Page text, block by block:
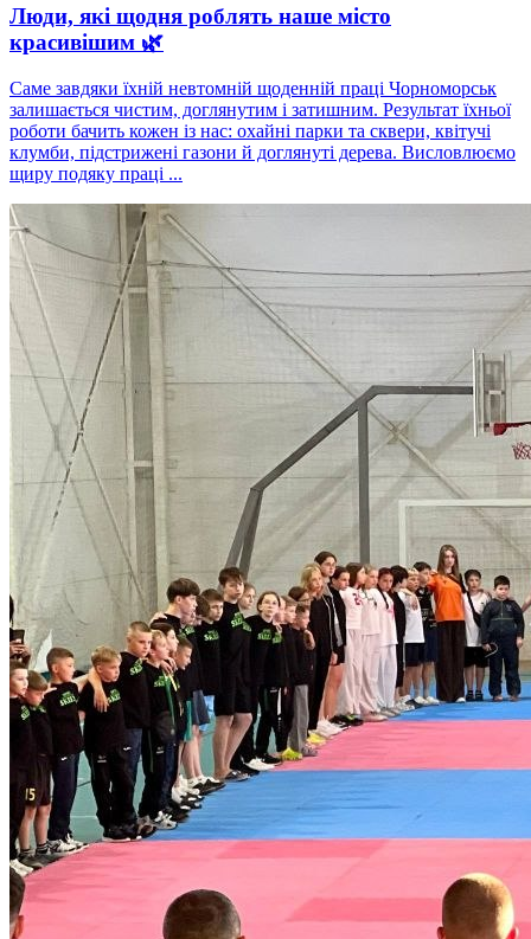
Люди, які щодня роблять наше місто
красивішим 🌿
Саме завдяки їхній невтомній щоденній праці Чорноморськ
залишається чистим, доглянутим і затишним. Результат їхньої
роботи бачить кожен із нас: охайні парки та сквери, квітучі
клумби, підстрижені газони й доглянуті дерева. Висловлюємо
щиру подяку праці ...